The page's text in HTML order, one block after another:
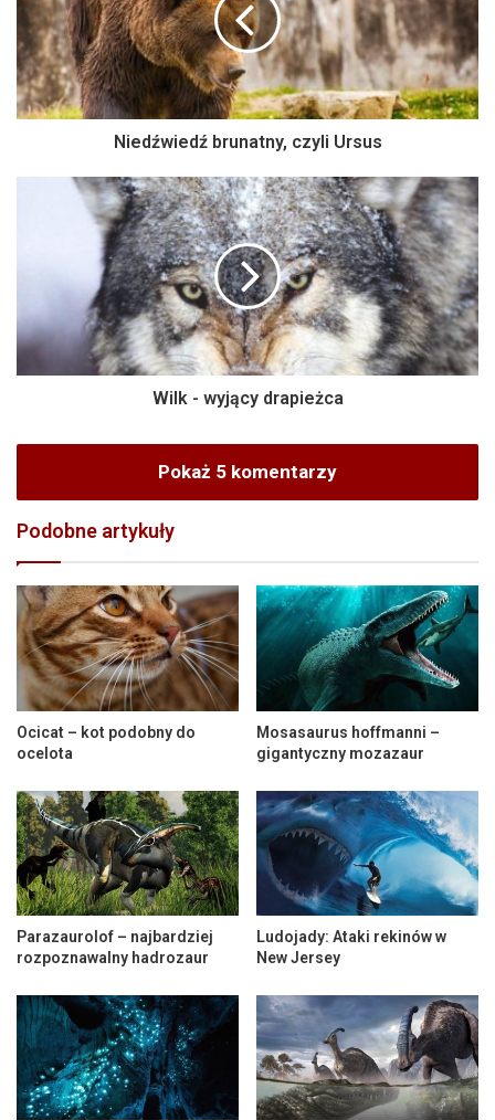
Niedźwiedź brunatny, czyli Ursus
Wilk - wyjący drapieżca
Pokaż 5 komentarzy
Podobne artykuły
Ocicat – kot podobny do
ocelota
Mosasaurus hoffmanni –
gigantyczny mozazaur
Parazaurolof – najbardziej
rozpoznawalny hadrozaur
Ludojady: Ataki rekinów w
New Jersey